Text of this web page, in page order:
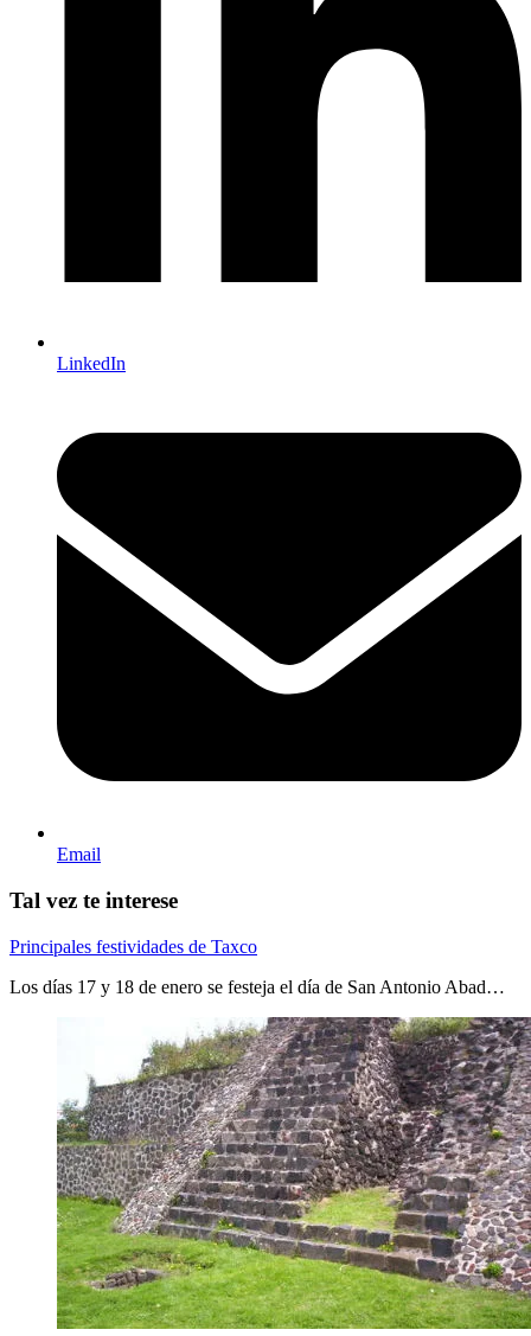
LinkedIn
Email
Tal vez te interese
Principales festividades de Taxco
Los días 17 y 18 de enero se festeja el día de San Antonio Abad…